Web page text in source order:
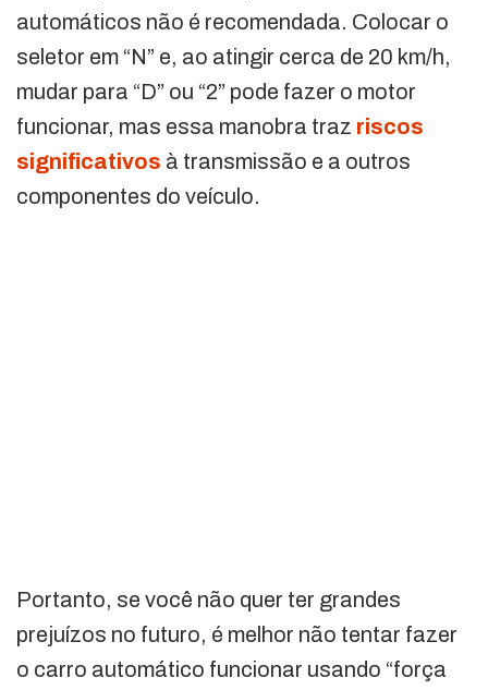
automáticos não é recomendada. Colocar o
seletor em “N” e, ao atingir cerca de 20 km/h,
mudar para “D” ou “2” pode fazer o motor
funcionar, mas essa manobra traz riscos
significativos à transmissão e a outros
componentes do veículo.
Portanto, se você não quer ter grandes
prejuízos no futuro, é melhor não tentar fazer
o carro automático funcionar usando “força